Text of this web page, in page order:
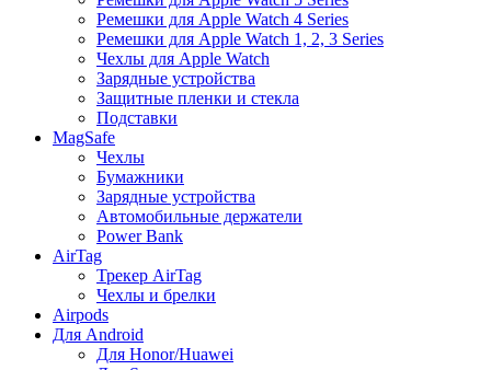
Ремешки для Apple Watch 4 Series
Ремешки для Apple Watch 1, 2, 3 Series
Чехлы для Apple Watch
Зарядные устройства
Защитные пленки и стекла
Подставки
MagSafe
Чехлы
Бумажники
Зарядные устройства
Автомобильные держатели
Power Bank
AirTag
Трекер AirTag
Чехлы и брелки
Airpods
Для Android
Для Honor/Huawei